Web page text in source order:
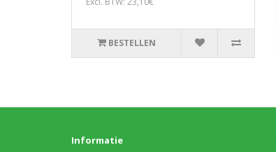
BESTELLEN
Informatie